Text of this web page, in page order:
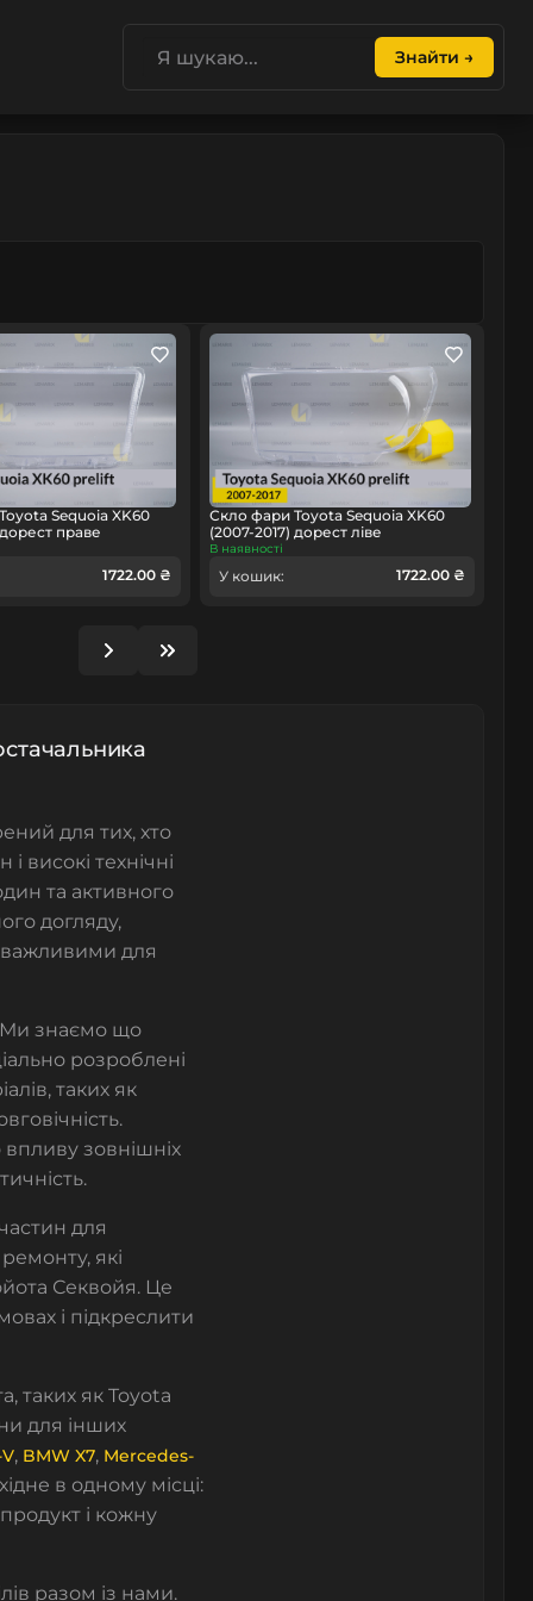
Знайти →
Sequoia XK60
праве
1722.00 ₴
Скло фари Toyota Sequoia XK60
(2007-2017) дорест ліве
В наявності
У кошик: 1722.00 ₴
для тих, хто
високі технічні
та активного
догляду,
важливими для
Ми знаємо що
розроблені
таких як
зовнішніх
для
ремонту, які
Секвойя. Це
і підкреслити
, таких як Toyota
для інших
, BMW X7, Mercedes-
в одному місці:
і кожну
разом із нами.